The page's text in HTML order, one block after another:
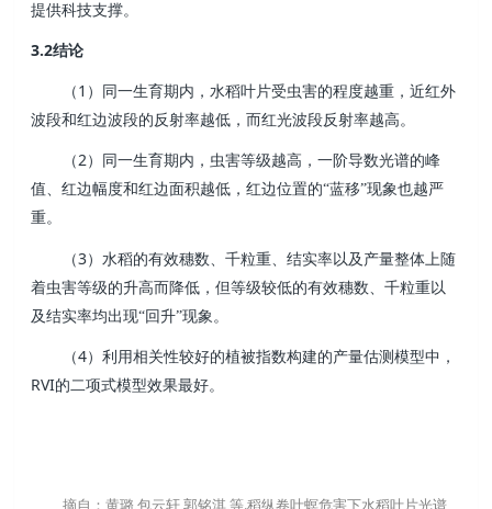
提供科技支撑。
3.2结论
（ 1 ）同一生育期内，水稻叶片受虫害的程度越重，近红外
波段和红边波段的反射率越低，而红光波段反射率越高。
（2）同一生育期内，虫害等级越高，一阶导数光谱的峰
值、红边幅度和红边面积越低，红边位置的“蓝移”现象也越严
重。
（3）水稻的有效穗数、千粒重、结实率以及产量整体上随
着虫害等级的升高而降低，但等级较低的有效穗数、千粒重以
及结实率均出现“回升”现象。
（4）利用相关性较好的植被指数构建的产量估测模型中，
RVI的二项式模型效果最好。
摘自：黄璐,包云轩,郭铭淇,等.稻纵卷叶螟危害下水稻叶片光谱